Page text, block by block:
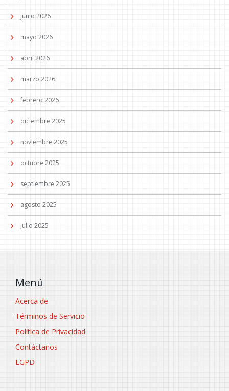
junio 2026
mayo 2026
abril 2026
marzo 2026
febrero 2026
diciembre 2025
noviembre 2025
octubre 2025
septiembre 2025
agosto 2025
julio 2025
Menú
Acerca de
Términos de Servicio
Política de Privacidad
Contáctanos
LGPD